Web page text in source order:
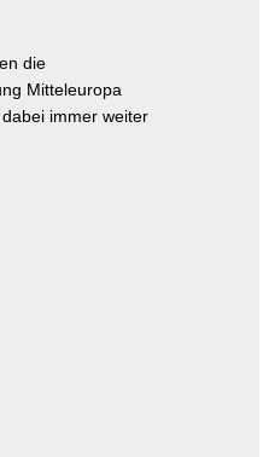
die
Mitteleuropa
immer weiter